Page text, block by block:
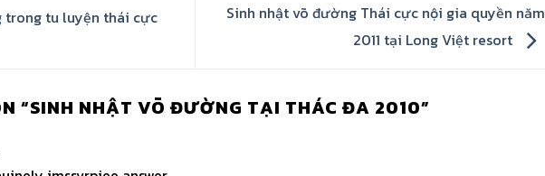
tu luyện thái cực
Sinh nhật võ đường Thái cực nội gia quyền năm
2011 tại Long Việt resort
“SINH NHẬT VÕ ĐƯỜNG TẠI THÁC ĐA 2010”